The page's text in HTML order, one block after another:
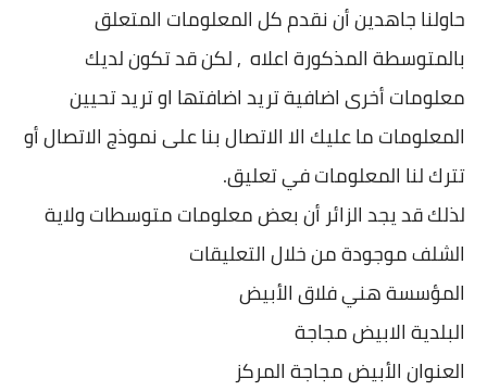
حاولنا جاهدين أن نقدم كل المعلومات المتعلق
بالمتوسطة المذكورة اعلاه , لكن قد تكون لديك
معلومات أخرى اضافية تريد اضافتها او تريد تحيين
المعلومات ما عليك الا الاتصال بنا على نموذج الاتصال أو
تترك لنا المعلومات في تعليق.
لذلك قد يجد الزائر أن بعض معلومات متوسطات ولاية
الشلف موجودة من خلال التعليقات
المؤسسة هني فلاق الأبيض
البلدية الابيض مجاجة
العنوان الأبيض مجاجة المركز